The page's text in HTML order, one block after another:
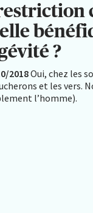
?
2018Oui, chez les
et les vers.
l’homme).